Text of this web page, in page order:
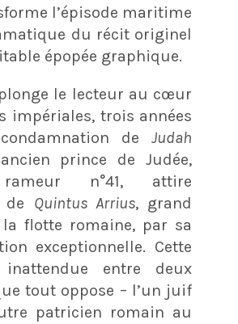
l’épisode maritime
du récit originel
épopée graphique.
le lecteur au cœur
impériales, trois années
deJudah
prince de Judée,
n°41, attire
de Quintus Arrius, grand
flotte romaine, par sa
exceptionnelle. Cette
inattendue entre deux
tout oppose – l’un juif
patricien romain au